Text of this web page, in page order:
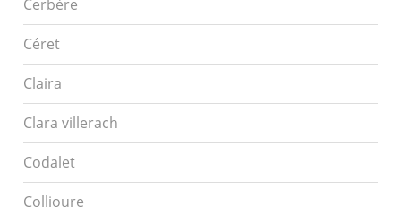
Cerbère
Céret
Claira
Clara villerach
Codalet
Collioure